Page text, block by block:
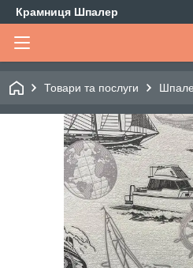
Крамниця Шпалер
Товари та послуги